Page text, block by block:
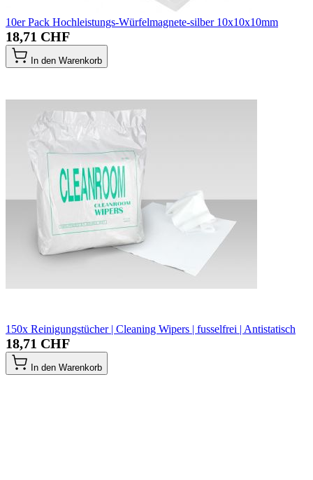
10er Pack Hochleistungs-Würfelmagnete-silber 10x10x10mm
18,71 CHF
In den Warenkorb
150x Reinigungstücher | Cleaning Wipers | fusselfrei | Antistatisch
18,71 CHF
In den Warenkorb